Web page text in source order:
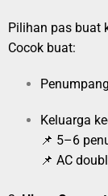
Pilihan pas buat
Cocok buat:
Keluarga
📌 5–6
📌 AC